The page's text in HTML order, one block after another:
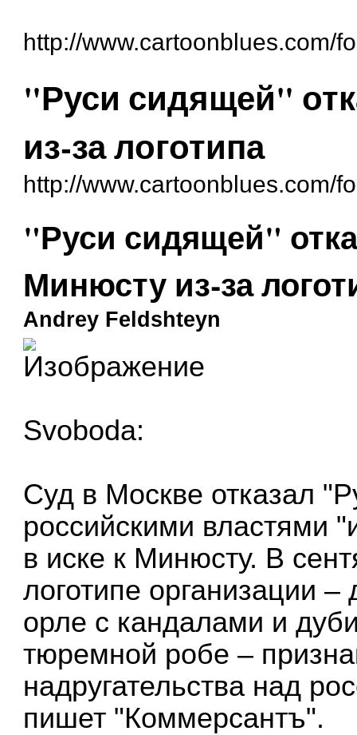
http://www.cartoonblues.com/
"Руси сидящей"
из-за логотипа
http://www.cartoonblues.com/
"Руси сидящей"
Минюсту из-за
Andrey Feldshteyn
Svoboda:
Суд в Москве отказал
российскими властями
в иске к Минюсту. В
логотипе организации –
орле с кандалами и
тюремной робе –
надругательства над
пишет "Коммерсантъ".